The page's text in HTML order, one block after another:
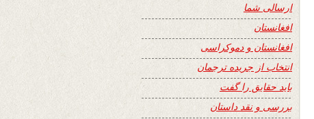
ارسالی شما
افغانستان
افغانستان و دموکراسی
انتخاب از جریده ترجمان
باید حقایق را گفت
بررسی و نقد داستان